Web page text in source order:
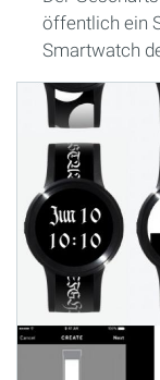
öffentlich ein
Smartwatch